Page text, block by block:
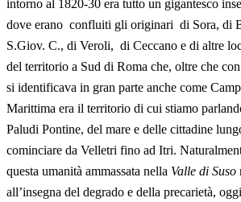
intorno al 1820-30 era tutto un gigantesco
dove erano confluiti gli originari di Sora, di
S.Giov. C., di Veroli, di Ceccano e di altre
del territorio a Sud di Roma che, oltre che
si identificava in gran parte anche come
Marittima era il territorio di cui stiamo
Paludi Pontine, del mare e delle cittadine
cominciare da Velletri fino ad Itri.
questa umanità ammassata nella Valle di Suso
all’insegna del degrado e della precarietà,